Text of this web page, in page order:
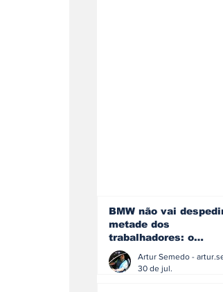
BMW não vai
metade dos
trabalhadores: o
problema é o
que muitos decidiram
30 de jul.